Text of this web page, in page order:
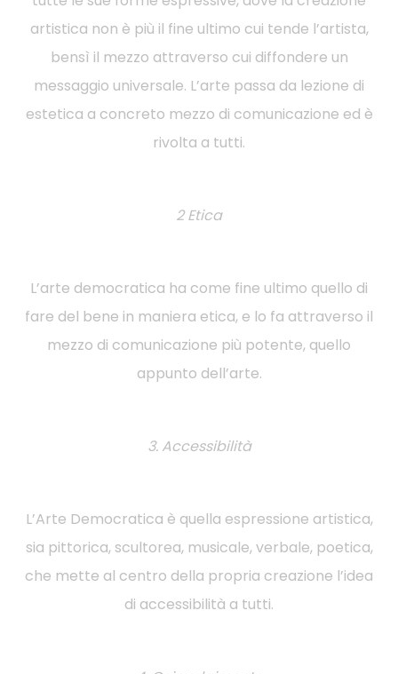
artistica non è più il fine ultimo cui tende l’artista,
bensì il mezzo attraverso cui diffondere un
messaggio universale. L’arte passa da lezione di
estetica a concreto mezzo di comunicazione ed è
rivolta a tutti.
2 Etica
L’arte democratica ha come fine ultimo quello di
fare del bene in maniera etica, e lo fa attraverso il
mezzo di comunicazione più potente, quello
appunto dell’arte.
3. Accessibilità
L’Arte Democratica è quella espressione artistica,
sia pittorica, scultorea, musicale, verbale, poetica,
che mette al centro della propria creazione l’idea
di accessibilità a tutti.